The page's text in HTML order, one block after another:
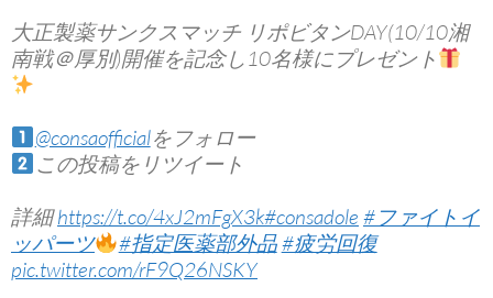
大正製薬サンクスマッチ リポビタンDAY(10/10湘
南戦＠厚別)開催を記念し10名様にプレゼント
@consaofficialをフォロー
この投稿をリツイート
詳細https://t.co/4xJ2mFgX3k#consadole #ファイトイ
ッパーツ
#指定医薬部外品#疲労回復
pic.twitter.com/rF9Q26NSKY